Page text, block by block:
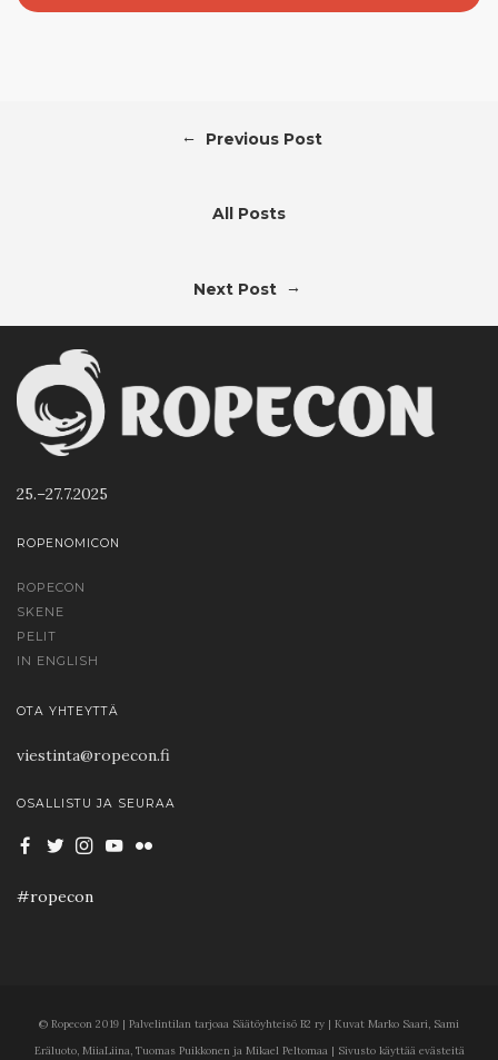
← Previous Post
All Posts
Next Post →
25.–27.7.2025
ROPENOMICON
ROPECON
SKENE
PELIT
IN ENGLISH
OTA YHTEYTTÄ
viestinta@ropecon.fi
OSALLISTU JA SEURAA
#ropecon
© Ropecon 2019 | Palvelintilan tarjoaa Säätöyhteisö B2 ry | Kuvat Marko Saari, Sami
Eräluoto, MiiaLiina, Tuomas Puikkonen ja Mikael Peltomaa | Sivusto käyttää evästeitä